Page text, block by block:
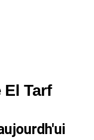
El Tarf